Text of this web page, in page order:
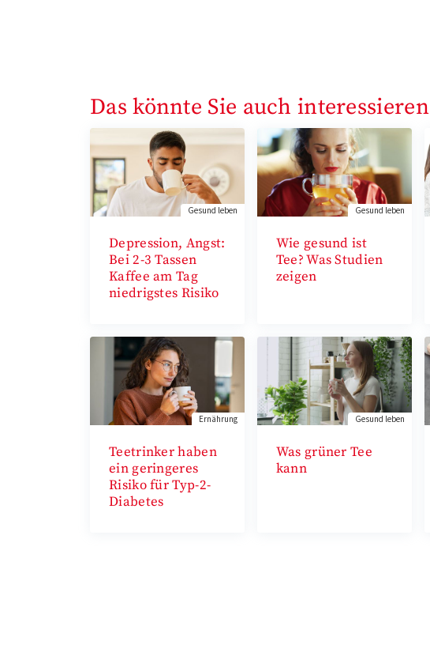
Das könnte Sie auch interessieren
Gesund leben
Depression, Angst:
Bei 2-3 Tassen
Kaffee am Tag
niedrigstes Risiko
Gesund leben
Wie gesund ist
Tee? Was Studien
zeigen
Ernährung
Teetrinker haben
ein geringeres
Risiko für Typ-2-
Diabetes
Gesund leben
Was grüner Tee
kann